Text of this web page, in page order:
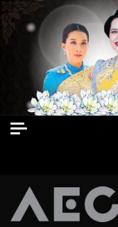
Skip
to